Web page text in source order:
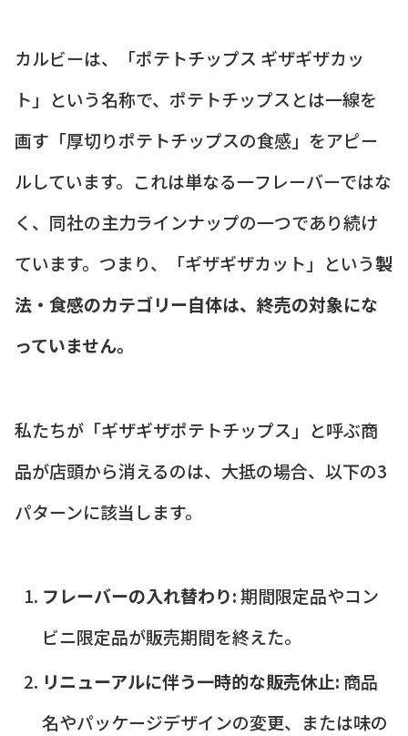
カルビーは、「ポテトチップス ギザギザカッ
ト」という名称で、ポテトチップスとは一線を
画す「厚切りポテトチップスの食感」をアピー
ルしています。これは単なる一フレーバーではな
く、同社の主力ラインナップの一つであり続け
ています。つまり、「ギザギザカット」という製
法・食感のカテゴリー自体は、終売の対象にな
っていません。
私たちが「ギザギザポテトチップス」と呼ぶ商
品が店頭から消えるのは、大抵の場合、以下の3
パターンに該当します。
フレーバーの入れ替わり:期間限定品やコン
ビニ限定品が販売期間を終えた。
リニューアルに伴う一時的な販売休止: 商品
名やパッケージデザインの変更、または味の